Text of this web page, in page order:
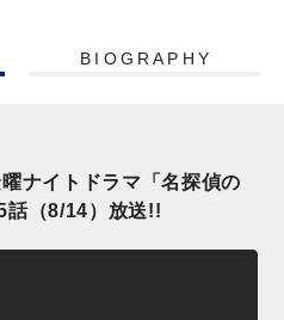
BIOGRAPHY
ナイトドラマ「名探偵の
話（8/14）放送!!